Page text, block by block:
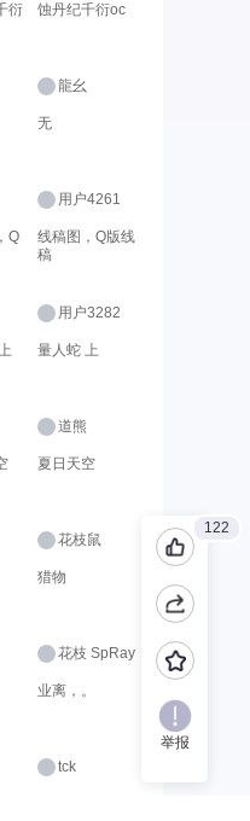
蚀丹纪千衍oc
龍幺
无
用户4261
线稿图，Q版线
稿
用户3282
量人蛇 上
道熊
夏日天空
花枝鼠
猎物
花枝 SpRay
业离，。
tck
122
举报